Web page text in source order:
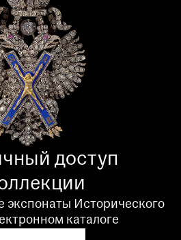
доступ
экспонаты Исторического
каталоге